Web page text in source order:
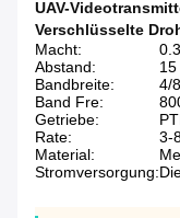
UAV-
Verschlüsselte
Macht:
Abstand:
Bandbreite:
4/
Band Fre:
Getriebe:
Rate:
3-
Material:
Stromversorgung: